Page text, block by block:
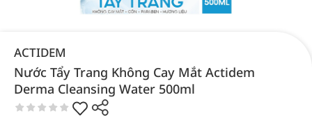
ACTIDEM
Nước Tẩy Trang Không Cay Mắt Actidem
Derma Cleansing Water 500ml